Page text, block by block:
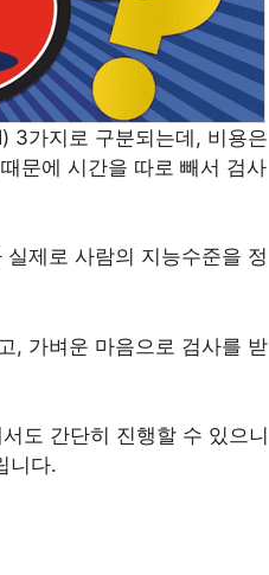
3가지로 구분되는데, 비용은
문에 시간을 따로 빼서 검사
제로 사람의 지능수준을 정
, 가벼운 마음으로 검사를 받
도 간단히 진행할 수 있으니
니다.